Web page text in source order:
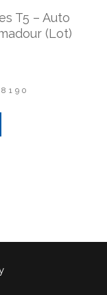
T5 – Auto
(Lot)